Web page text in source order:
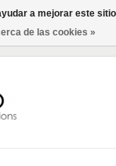
a mejorar este sitio
de las cookies »